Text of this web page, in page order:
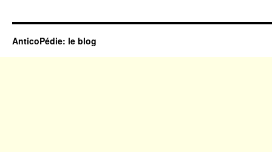
AnticoPédie: le blog